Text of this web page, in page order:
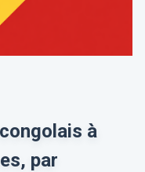
à
par